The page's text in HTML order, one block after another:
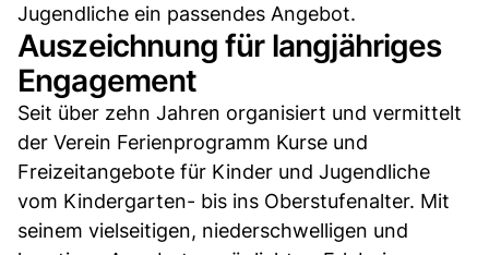
Jugendliche ein passendes Angebot.
Auszeichnung für langjähriges
Engagement
Seit über zehn Jahren organisiert und vermittelt
der Verein Ferienprogramm Kurse und
Freizeitangebote für Kinder und Jugendliche
vom Kindergarten- bis ins Oberstufenalter. Mit
seinem vielseitigen, niederschwelligen und